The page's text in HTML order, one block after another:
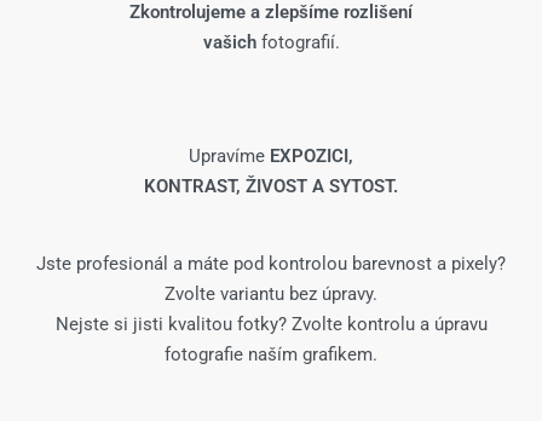
Zkontrolujeme a zlepšíme rozlišení
vašich fotografií.
Upravíme EXPOZICI,
KONTRAST, ŽIVOST A SYTOST.
Jste profesionál a máte pod kontrolou barevnost a pixely?
Zvolte variantu bez úpravy.
Nejste si jisti kvalitou fotky? Zvolte kontrolu a úpravu
fotografie naším grafikem.